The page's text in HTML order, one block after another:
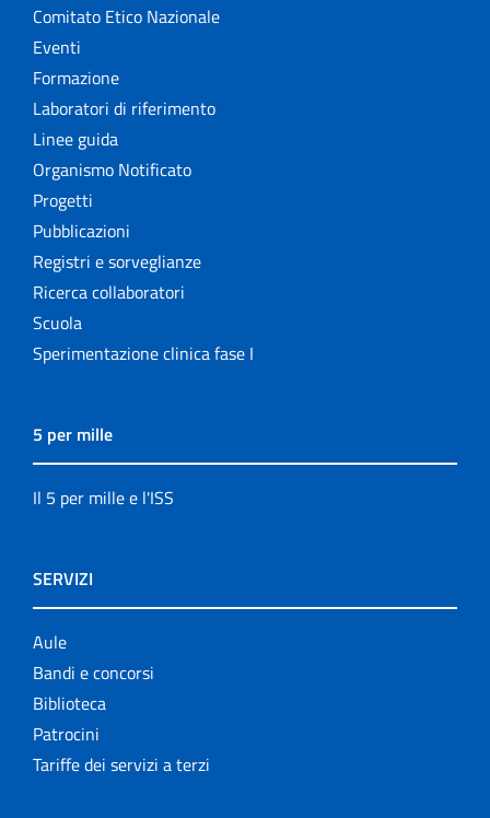
Comitato Etico Nazionale
Eventi
Formazione
Laboratori di riferimento
Linee guida
Organismo Notificato
Progetti
Pubblicazioni
Registri e sorveglianze
Ricerca collaboratori
Scuola
Sperimentazione clinica fase I
5 per mille
Il 5 per mille e l'ISS
SERVIZI
Aule
Bandi e concorsi
Biblioteca
Patrocini
Tariffe dei servizi a terzi